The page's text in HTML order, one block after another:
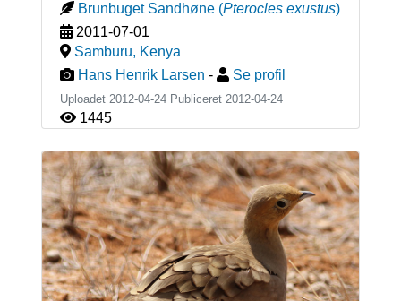
Brunbuget Sandhøne (Pterocles exustus)
2011-07-01
Samburu, Kenya
Hans Henrik Larsen - Se profil
Uploadet 2012-04-24 Publiceret 2012-04-24
1445